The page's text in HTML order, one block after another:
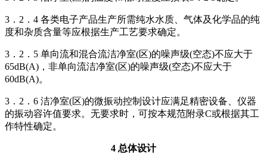
3．2．4 各类电子产品生产所需纯水水质、气体及化学品的纯
度和杂质含量等应根据生产工艺要求确定。
3．2．5 单向流和混合流洁净室(区)的噪声级(空态)不应大于
65dB(A)，非单向流洁净室(区)的噪声级(空态)不应大于
60dB(A)。
3．2．6 洁净室(区)的微振动控制设计应满足精密设备、仪器
的振动容许值要求。无要求时，可按本规范附录C或根据其工
作特性确定。
4 总体设计